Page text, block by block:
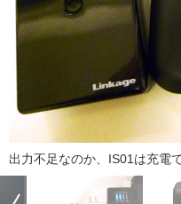
出力不足なのか、IS01は充電